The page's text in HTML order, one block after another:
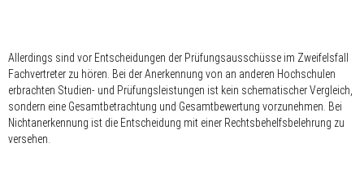
Allerdings sind vor Entscheidungen der Prüfungsausschüsse im Zweifelsfall
Fachvertreter zu hören. Bei der Anerkennung von an anderen Hochschulen
erbrachten Studien- und Prüfungsleistungen ist kein schematischer Vergleich,
sondern eine Gesamtbetrachtung und Gesamtbewertung vorzunehmen. Bei
Nichtanerkennung ist die Entscheidung mit einer Rechtsbehelfsbelehrung zu
versehen.